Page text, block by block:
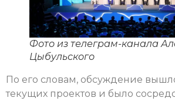
Фото из телеграм-канала
Цыбульского
По его словам, обсуждение
текущих проектов и было